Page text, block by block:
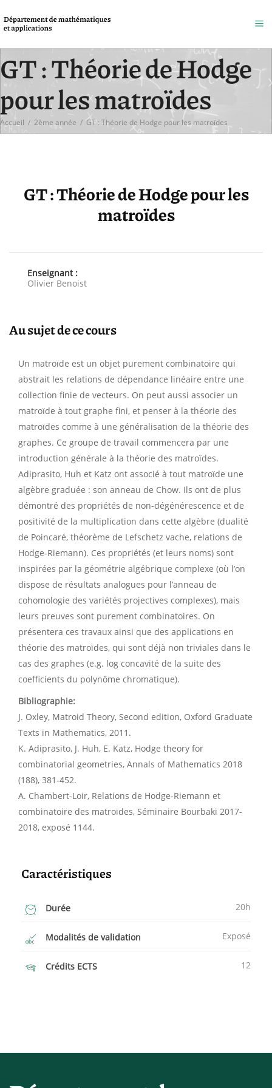
GT : Théorie de Hodge
pour les matroïdes
Accueil / 2ème année / GT : Théorie de Hodge pour les matroïdes
GT : Théorie de Hodge pour les
matroïdes
Enseignant :
Olivier Benoist
Au sujet de ce cours
Un matroïde est un objet purement combinatoire qui
abstrait les relations de dépendance linéaire entre une
collection finie de vecteurs. On peut aussi associer un
matroïde à tout graphe fini, et penser à la théorie des
matroïdes comme à une généralisation de la théorie des
graphes. Ce groupe de travail commencera par une
introduction générale à la théorie des matroïdes.
Adiprasito, Huh et Katz ont associé à tout matroïde une
algèbre graduée : son anneau de Chow. Ils ont de plus
démontré des propriétés de non-dégénérescence et de
positivité de la multiplication dans cette algèbre (dualité
de Poincaré, théorème de Lefschetz vache, relations de
Hodge-Riemann). Ces propriétés (et leurs noms) sont
inspirées par la géométrie algébrique complexe (où l’on
dispose de résultats analogues pour l’anneau de
cohomologie des variétés projectives complexes), mais
leurs preuves sont purement combinatoires. On
présentera ces travaux ainsi que des applications en
théorie des matroïdes, qui sont déjà non triviales dans le
cas des graphes (e.g. log concavité de la suite des
coefficients du polynôme chromatique).
Bibliographie:
J. Oxley, Matroid Theory, Second edition, Oxford Graduate
Texts in Mathematics, 2011.
K. Adiprasito, J. Huh, E. Katz, Hodge theory for
combinatorial geometries, Annals of Mathematics 2018
(188), 381-452.
A. Chambert-Loir, Relations de Hodge-Riemann et
combinatoire des matroïdes, Séminaire Bourbaki 2017-
2018, exposé 1144.
Caractéristiques
Durée 20h
Modalités de validation Exposé
Crédits ECTS 12